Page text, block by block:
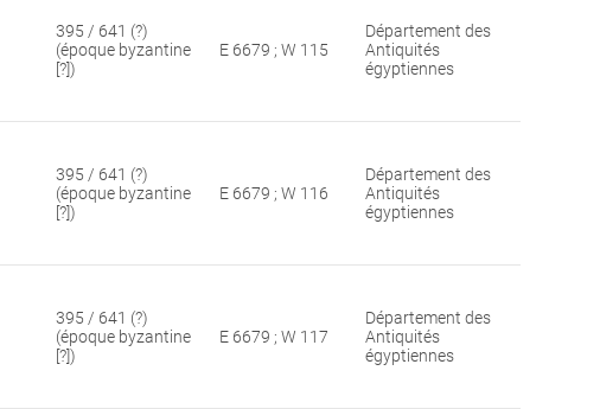
395 / 641 (?)
(époque byzantine
[?])
E 6679 ; W 115
Département des
Antiquités
égyptiennes
395 / 641 (?)
(époque byzantine
[?])
E 6679 ; W 116
Département des
Antiquités
égyptiennes
395 / 641 (?)
(époque byzantine
[?])
E 6679 ; W 117
Département des
Antiquités
égyptiennes